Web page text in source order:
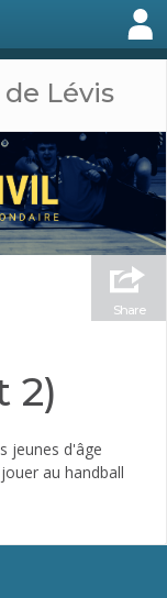
Lévis
Share
2)
jeunes d'âge
au handball